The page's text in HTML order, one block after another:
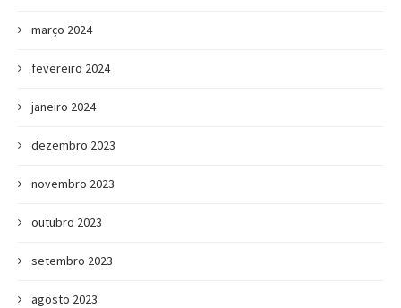
março 2024
fevereiro 2024
janeiro 2024
dezembro 2023
novembro 2023
outubro 2023
setembro 2023
agosto 2023